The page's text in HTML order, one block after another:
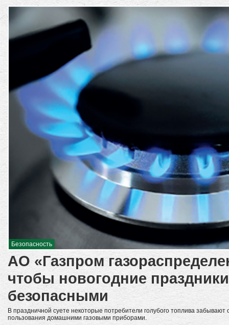
Безопасность
АО «Газпром
чтобы новогодние
безопасными
В праздничной суете некоторые потребители голубого топлива
пользования домашними газовыми приборами.